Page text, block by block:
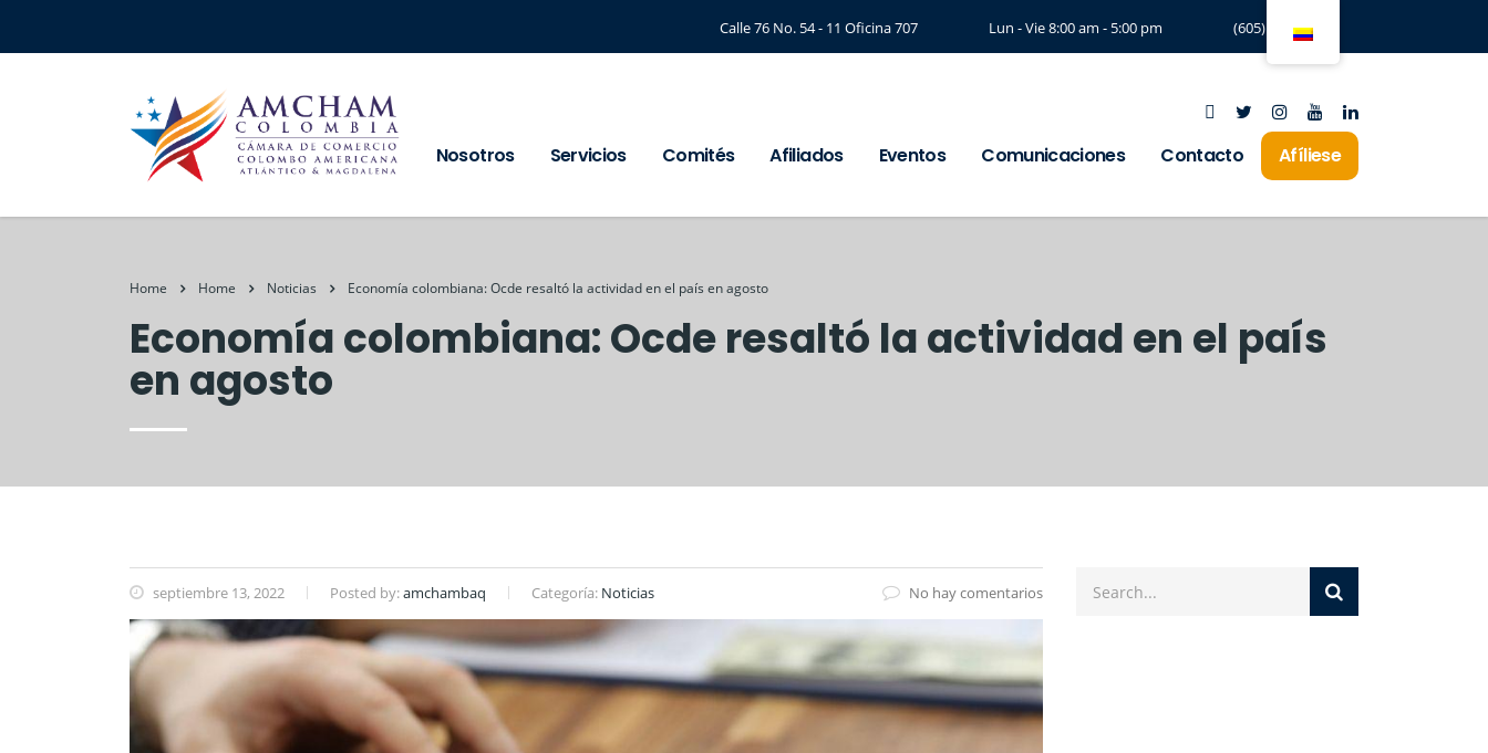
Calle 76 No. 54 - 11 Oficina 707 Lun - Vie 8:00 am - 5:00 pm (605) 3294197
Nosotros Servicios Comités Afiliados Eventos Comunicaciones Contacto Afíliese
Home Home Noticias Economía colombiana: Ocde resaltó la actividad en el país en agosto
Economía colombiana: Ocde resaltó la actividad en el país
en agosto
septiembre 13, 2022 Posted by:amchambaq Categoría: Noticias No hay comentarios